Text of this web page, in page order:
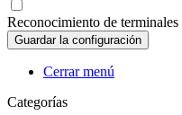
Reconocimiento de terminales
Cerrar menú
Categorías